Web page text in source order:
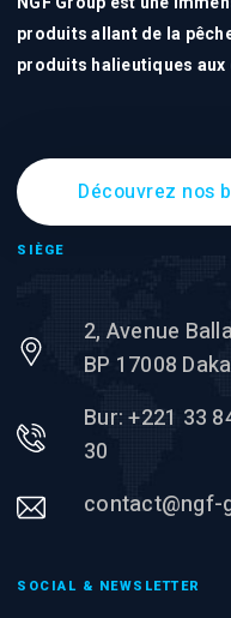
produits allant de la
produits halieutiques
Découvrez nos
SIÈGE
2, Avenue
BP 17008
Bur: +221 33
30
contact@ngf-
SOCIAL & NEWSLETTER